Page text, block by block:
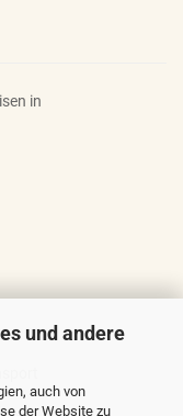
und andere
auch von
der Website zu
in